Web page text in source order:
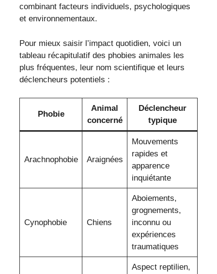
combinant facteurs individuels, psychologiques
et environnementaux.
Pour mieux saisir l’impact quotidien, voici un
tableau récapitulatif des phobies animales les
plus fréquentes, leur nom scientifique et leurs
déclencheurs potentiels :
Phobie
Animal
concerné
Déclencheur
typique
Arachnophobie Araignées
Mouvements
rapides et
apparence
inquiétante
Cynophobie Chiens
Aboiements,
grognements,
inconnu ou
expériences
traumatiques
Aspect reptilien,